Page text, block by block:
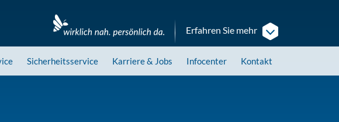
Erfahren Sie mehr
Sicherheitsservice Karriere& Jobs Infocenter Kontakt